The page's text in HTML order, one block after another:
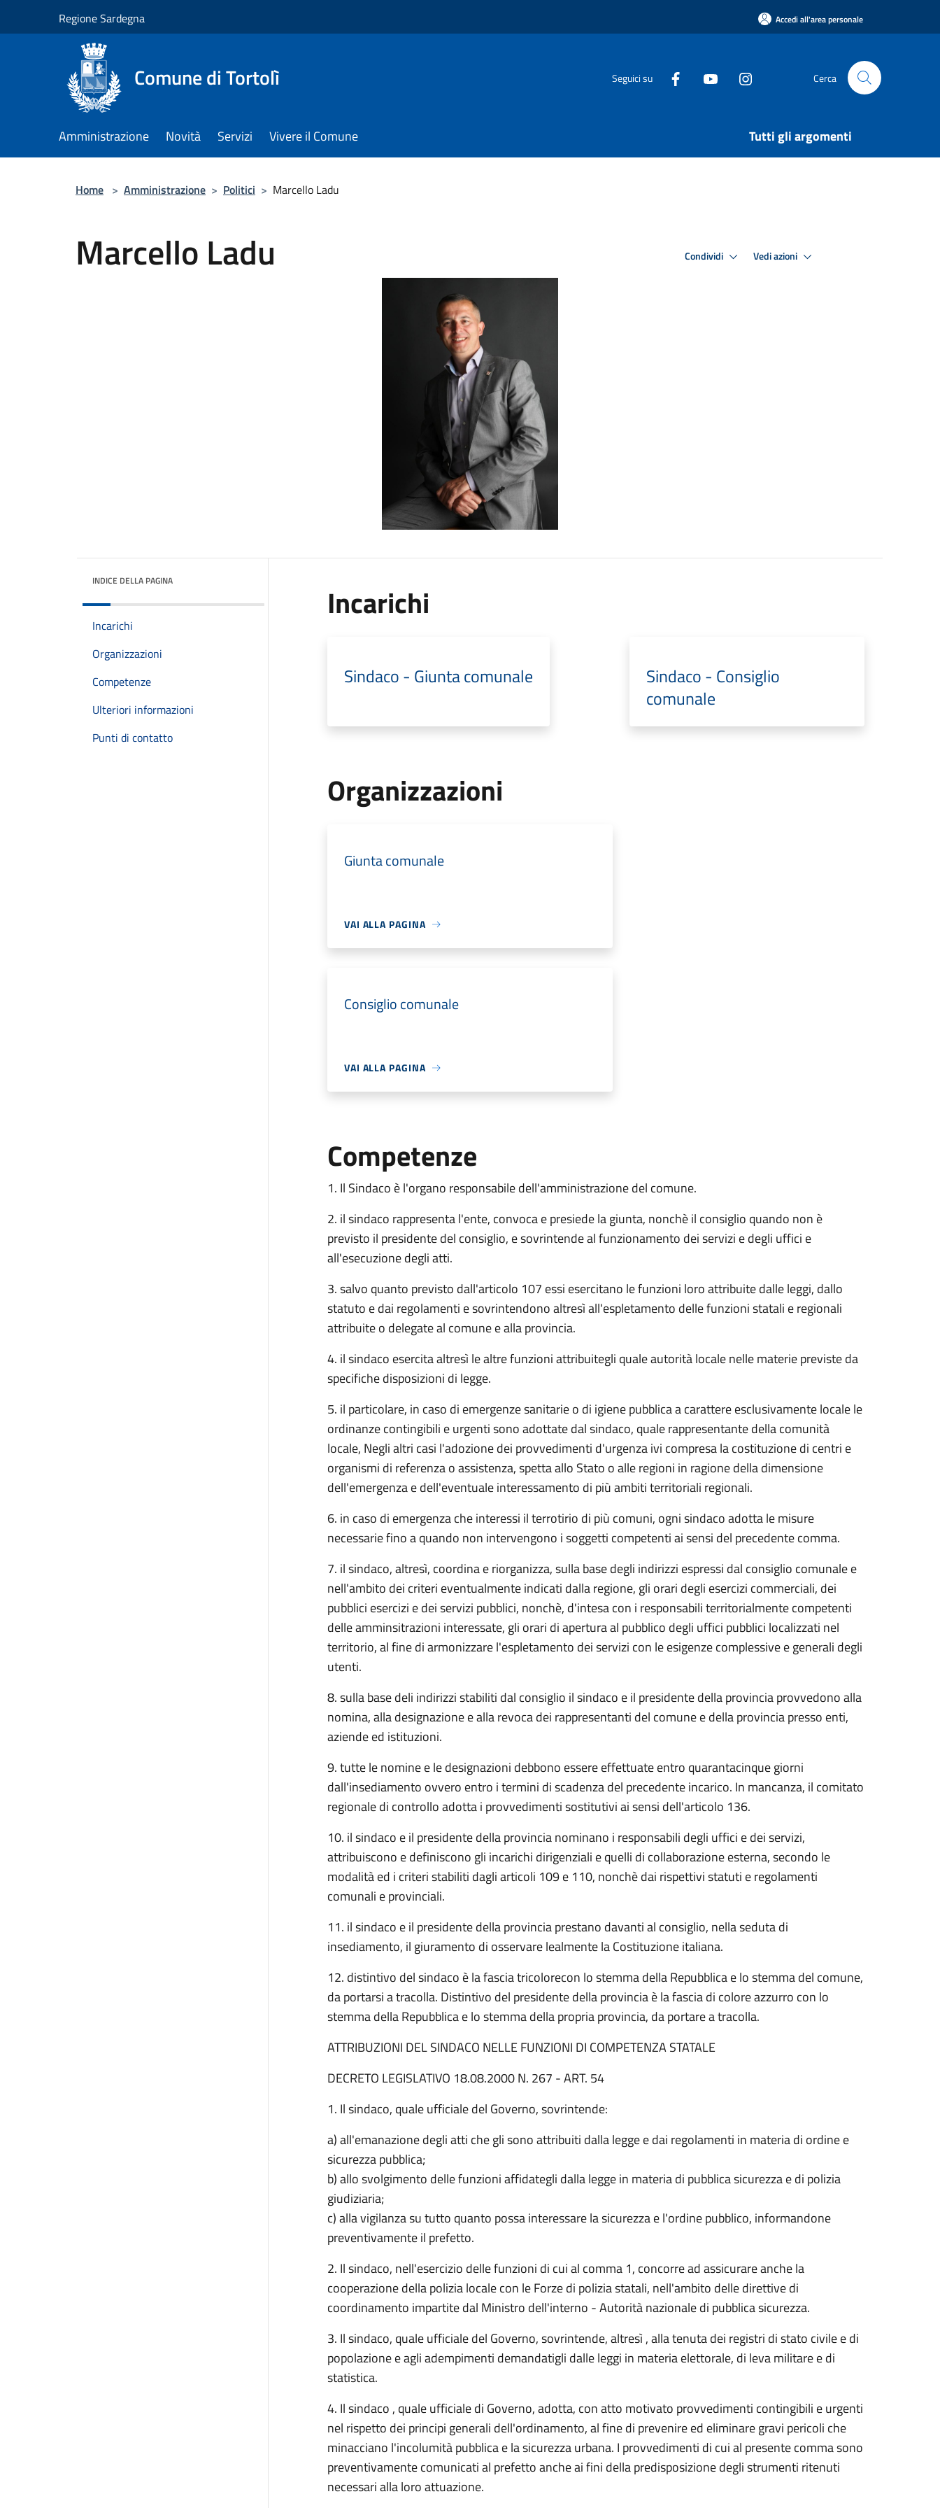
Regione Sardegna Accedi all'area personale
Comune di Tortolì Seguici su Cerca
Amministrazione Novità Servizi Vivere il Comune Tutti gli argomenti
Home > Amministrazione > Politici > Marcello Ladu
Marcello Ladu Condividi Vedi azioni
INDICE DELLA PAGINA
Incarichi
Organizzazioni
Competenze
Ulteriori informazioni
Punti di contatto
Incarichi
Sindaco - Giunta comunale
Sindaco - Consiglio
comunale
Organizzazioni
Giunta comunale
VAI ALLA PAGINA
Consiglio comunale
VAI ALLA PAGINA
Competenze
1. Il Sindaco è l'organo responsabile dell'amministrazione del comune.
2. il sindaco rappresenta l'ente, convoca e presiede la giunta, nonchè il consiglio quando non è
previsto il presidente del consiglio, e sovrintende al funzionamento dei servizi e degli uffici e
all'esecuzione degli atti.
3. salvo quanto previsto dall'articolo 107 essi esercitano le funzioni loro attribuite dalle leggi, dallo
statuto e dai regolamenti e sovrintendono altresì all'espletamento delle funzioni statali e regionali
attribuite o delegate al comune e alla provincia.
4. il sindaco esercita altresì le altre funzioni attribuitegli quale autorità locale nelle materie previste da
specifiche disposizioni di legge.
5. il particolare, in caso di emergenze sanitarie o di igiene pubblica a carattere esclusivamente locale le
ordinanze contingibili e urgenti sono adottate dal sindaco, quale rappresentante della comunità
locale, Negli altri casi l'adozione dei provvedimenti d'urgenza ivi compresa la costituzione di centri e
organismi di referenza o assistenza, spetta allo Stato o alle regioni in ragione della dimensione
dell'emergenza e dell'eventuale interessamento di più ambiti territoriali regionali.
6. in caso di emergenza che interessi il terrotirio di più comuni, ogni sindaco adotta le misure
necessarie fino a quando non intervengono i soggetti competenti ai sensi del precedente comma.
7. il sindaco, altresì, coordina e riorganizza, sulla base degli indirizzi espressi dal consiglio comunale e
nell'ambito dei criteri eventualmente indicati dalla regione, gli orari degli esercizi commerciali, dei
pubblici esercizi e dei servizi pubblici, nonchè, d'intesa con i responsabili territorialmente competenti
delle amminsitrazioni interessate, gli orari di apertura al pubblico degli uffici pubblici localizzati nel
territorio, al fine di armonizzare l'espletamento dei servizi con le esigenze complessive e generali degli
utenti.
8. sulla base deli indirizzi stabiliti dal consiglio il sindaco e il presidente della provincia provvedono alla
nomina, alla designazione e alla revoca dei rappresentanti del comune e della provincia presso enti,
aziende ed istituzioni.
9. tutte le nomine e le designazioni debbono essere effettuate entro quarantacinque giorni
dall'insediamento ovvero entro i termini di scadenza del precedente incarico. In mancanza, il comitato
regionale di controllo adotta i provvedimenti sostitutivi ai sensi dell'articolo 136.
10. il sindaco e il presidente della provincia nominano i responsabili degli uffici e dei servizi,
attribuiscono e definiscono gli incarichi dirigenziali e quelli di collaborazione esterna, secondo le
modalità ed i criteri stabiliti dagli articoli 109 e 110, nonchè dai rispettivi statuti e regolamenti
comunali e provinciali.
11. il sindaco e il presidente della provincia prestano davanti al consiglio, nella seduta di
insediamento, il giuramento di osservare lealmente la Costituzione italiana.
12. distintivo del sindaco è la fascia tricolorecon lo stemma della Repubblica e lo stemma del comune,
da portarsi a tracolla. Distintivo del presidente della provincia è la fascia di colore azzurro con lo
stemma della Repubblica e lo stemma della propria provincia, da portare a tracolla.
ATTRIBUZIONI DEL SINDACO NELLE FUNZIONI DI COMPETENZA STATALE
DECRETO LEGISLATIVO 18.08.2000 N. 267 - ART. 54
1. Il sindaco, quale ufficiale del Governo, sovrintende:
a) all'emanazione degli atti che gli sono attribuiti dalla legge e dai regolamenti in materia di ordine e
sicurezza pubblica;
b) allo svolgimento delle funzioni affidategli dalla legge in materia di pubblica sicurezza e di polizia
giudiziaria;
c) alla vigilanza su tutto quanto possa interessare la sicurezza e l'ordine pubblico, informandone
preventivamente il prefetto.
2. Il sindaco, nell'esercizio delle funzioni di cui al comma 1, concorre ad assicurare anche la
cooperazione della polizia locale con le Forze di polizia statali, nell'ambito delle direttive di
coordinamento impartite dal Ministro dell'interno - Autorità nazionale di pubblica sicurezza.
3. Il sindaco, quale ufficiale del Governo, sovrintende, altresì , alla tenuta dei registri di stato civile e di
popolazione e agli adempimenti demandatigli dalle leggi in materia elettorale, di leva militare e di
statistica.
4. Il sindaco , quale ufficiale di Governo, adotta, con atto motivato provvedimenti contingibili e urgenti
nel rispetto dei principi generali dell'ordinamento, al fine di prevenire ed eliminare gravi pericoli che
minacciano l'incolumità pubblica e la sicurezza urbana. I provvedimenti di cui al presente comma sono
preventivamente comunicati al prefetto anche ai fini della predisposizione degli strumenti ritenuti
necessari alla loro attuazione.